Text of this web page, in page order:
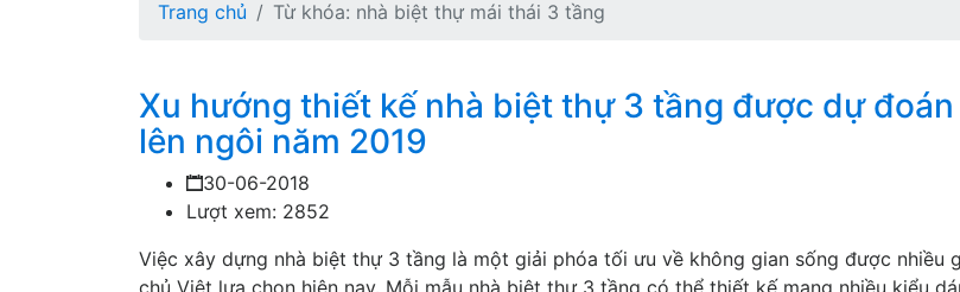
Trang chủ Từ khóa: nhà biệt thự mái thái 3 tầng
Xu hướng thiết kế nhà biệt thự 3 tầng được dự đoán
lên ngôi năm 2019
30-06-2018
Lượt xem: 2852
Việc xây dựng nhà biệt thự 3 tầng là một giải phóa tối ưu về không gian sống được nhiều
chủ Việt lựa chọn hiện nay. Mỗi mẫu nhà biệt thự 3 tầng có thể thiết kế mang nhiều kiểu